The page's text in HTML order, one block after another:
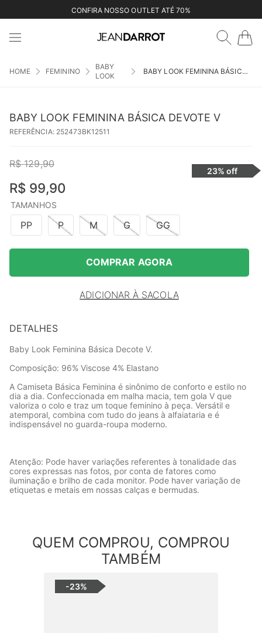
CONFIRA NOSSO OUTLET ATÉ 70%
FEMININO
BABY
LOOK
BABY LOOK FEMININA BÁSICA DEVOTE V
BABY LOOK FEMININA BÁSICA DEVOTE V
REFERÊNCIA: 252473BK12511
R$ 129,90
R$ 99,90
23% off
TAMANHOS
PP P M G GG
COMPRAR AGORA
ADICIONAR À SACOLA
DETALHES
Baby Look Feminina Básica Decote V.
Composição: 96% Viscose 4% Elastano
A Camiseta Básica Feminina é sinônimo de conforto e estilo no
dia a dia. Confeccionada em malha macia, tem gola V que
valoriza o colo e traz um toque feminino à peça. Versátil e
atemporal, combina com tudo do jeans à alfaiataria e é
indispensável no guarda-roupa moderno.
Atenção: Pode haver variações referentes à tonalidade das
cores expressas nas fotos, por conta de fatores como
iluminação e brilho de cada monitor. Pode haver variação de
etiquetas e metais em nossas calças e bermudas.
QUEM COMPROU, COMPROU
TAMBÉM
-23%